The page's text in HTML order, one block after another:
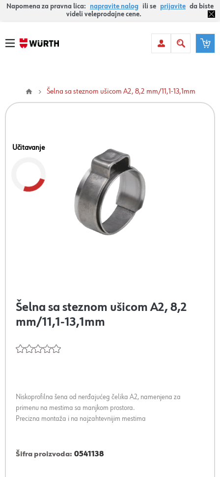
Napomena za pravna lica: napravite nalog ili se prijavite da biste
videli veleprodajne cene.
Šelna sa steznom ušicom A2, 8,2 mm/11,1-13,1mm
Učitavanje
Šelna sa steznom ušicom A2, 8,2
mm/11,1-13,1mm
Niskoprofilna šena od nerđajućeg čelika A2, namenjena za
primenu na mestima sa manjkom prostora.
Precizna montaža i na najzahtevnijim mestima
Šifra proizvoda: 0541138